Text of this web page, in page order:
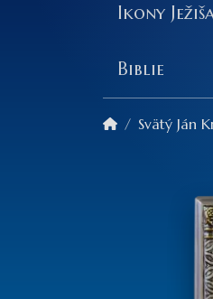
Ikony
Biblie
Svätý Ján